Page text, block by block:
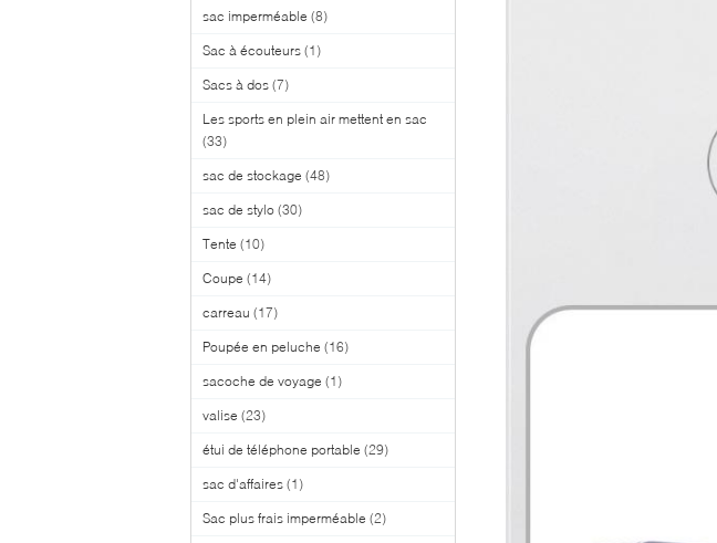
sac imperméable (8)
Sac à écouteurs (1)
Sacs à dos (7)
Les sports en plein air mettent en sac
(33)
sac de stockage (48)
sac de stylo (30)
Tente (10)
Coupe (14)
carreau (17)
Poupée en peluche (16)
sacoche de voyage (1)
valise (23)
étui de téléphone portable (29)
sac d'affaires (1)
Sac plus frais imperméable (2)